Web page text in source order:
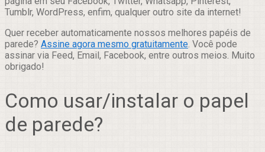
Tumblr, WordPress, enfim, qualquer outro site da internet!
Quer receber automaticamente nossos melhores papéis de
parede? Assine agora mesmo gratuitamente. Você pode
assinar via Feed, Email, Facebook, entre outros meios. Muito
obrigado!
Como usar/instalar o papel
de parede?